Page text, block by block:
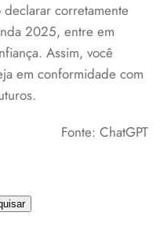
corretamente
2025, entre em
Assim, você
em conformidade com
Fonte: ChatGPT